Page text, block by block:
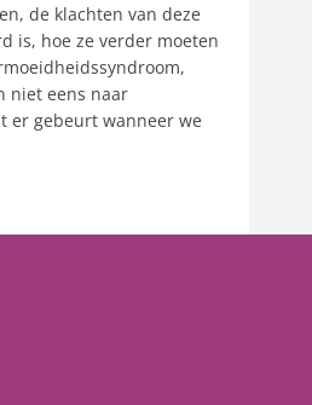
de klachten van deze
is, hoe ze verder moeten
niet eens naar
er gebeurt wanneer we